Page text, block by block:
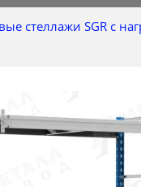
стеллажи SGR с